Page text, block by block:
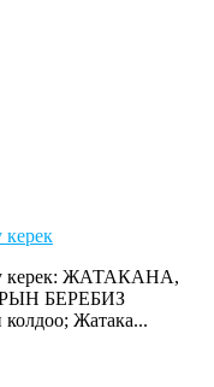
керек
керек: ЖАТАКАНА,
БЕРЕБИЗ
Жатака...